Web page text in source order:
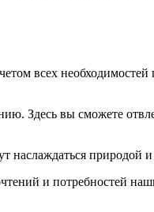
всех
Здесь вы сможете
и потребностей